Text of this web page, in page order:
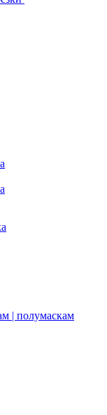
| полумаскам